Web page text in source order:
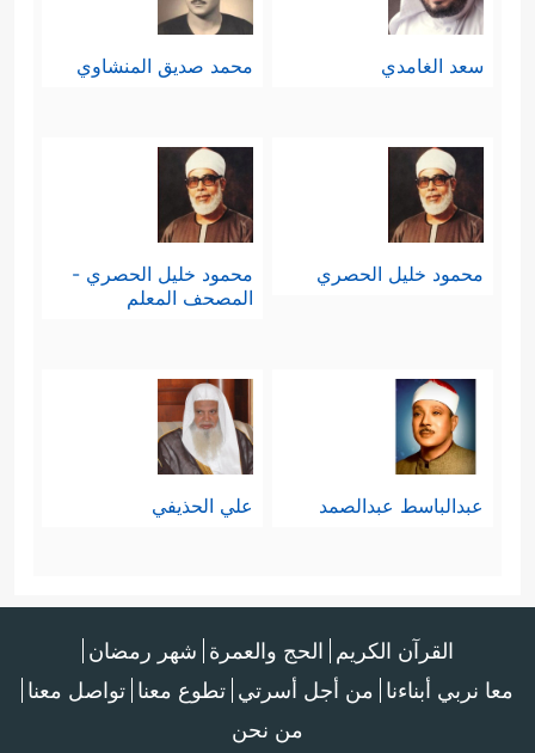
سعد الغامدي محمد صديق المنشاوي
محمود خليل الحصري
محمود خليل الحصري -
المصحف المعلم
عبدالباسط عبدالصمد علي الحذيفي
القرآن الكريم الحج والعمرة شهر رمضان
معا نربي أبناءنا من أجل أسرتي تطوع معنا تواصل معنا
من نحن